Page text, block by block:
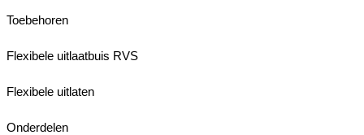
Toebehoren
Flexibele uitlaatbuis RVS
Flexibele uitlaten
Onderdelen